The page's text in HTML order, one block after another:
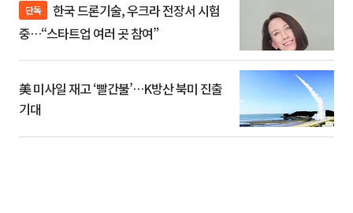
단독
중…“스타트업 여러 곳 참여”
美 미사일 재고 ‘빨간불’…K방산 북미 진출
기대